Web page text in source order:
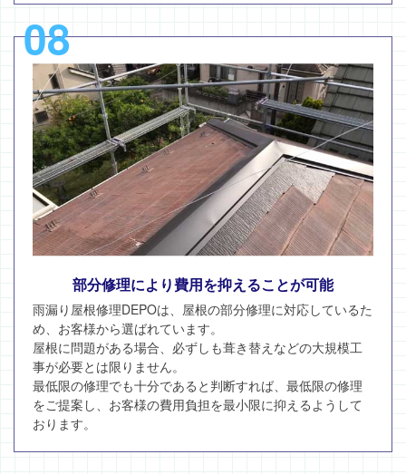
08
部分修理により費用を抑えることが可能
雨漏り屋根修理DEPOは、屋根の部分修理に対応しているた
め、お客様から選ばれています。
屋根に問題がある場合、必ずしも葺き替えなどの大規模工
事が必要とは限りません。
最低限の修理でも十分であると判断すれば、最低限の修理
をご提案し、お客様の費用負担を最小限に抑えるようして
おります。